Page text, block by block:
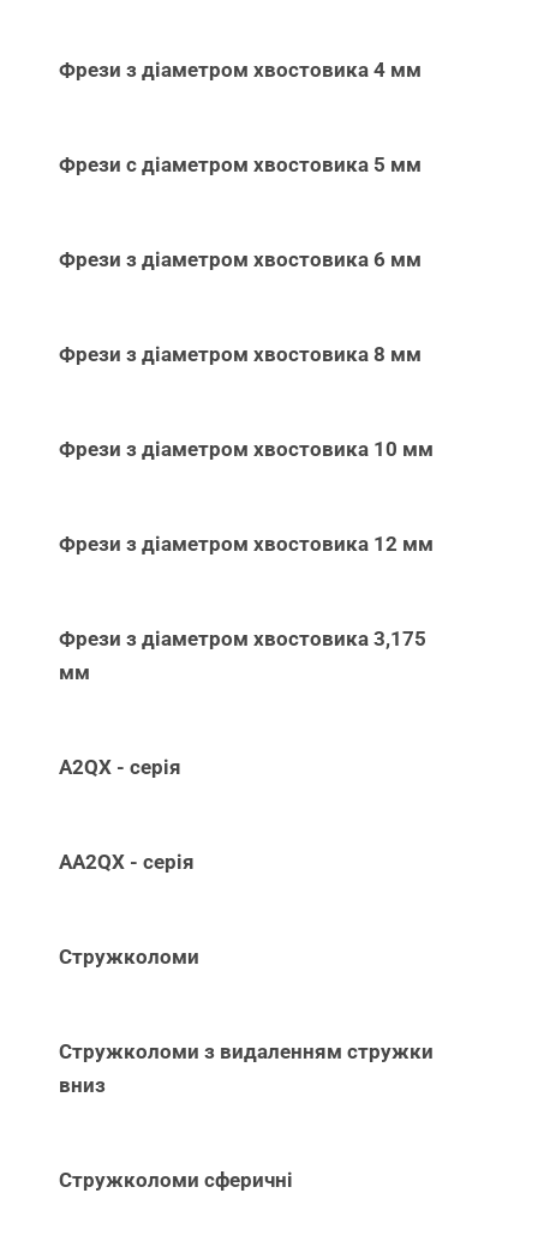
Фрези з діаметром хвостовика 4 мм
Фрези с діаметром хвостовика 5 мм
Фрези з діаметром хвостовика 6 мм
Фрези з діаметром хвостовика 8 мм
Фрези з діаметром хвостовика 10 мм
Фрези з діаметром хвостовика 12 мм
Фрези з діаметром хвостовика 3,175
мм
A2QX - серія
AA2QX - серія
Стружколоми
Стружколоми з видаленням стружки
вниз
Стружколоми сферичні